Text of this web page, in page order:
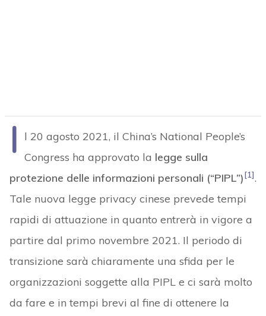
I
l 20 agosto 2021, il China’s National People’s
Congress ha approvato la legge sulla
protezione delle informazioni personali (“PIPL”)[1].
Tale nuova legge privacy cinese prevede tempi
rapidi di attuazione in quanto entrerà in vigore a
partire dal primo novembre 2021. Il periodo di
transizione sarà chiaramente una sfida per le
organizzazioni soggette alla PIPL e ci sarà molto
da fare e in tempi brevi al fine di ottenere la